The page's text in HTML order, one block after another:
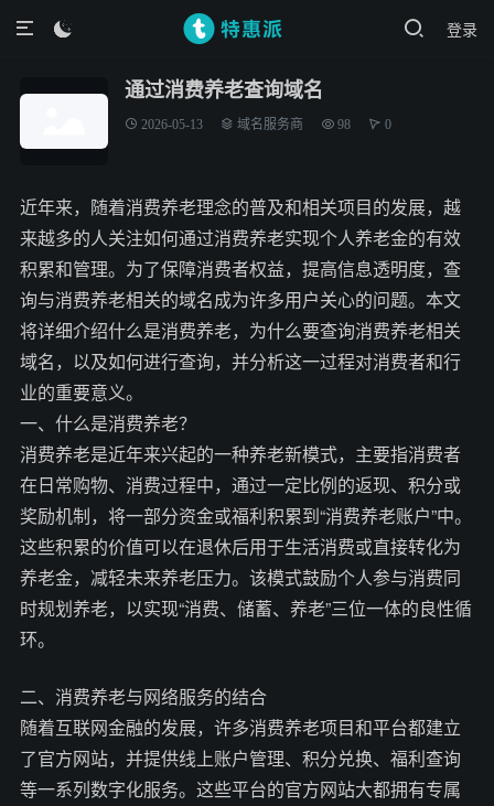
登录

通过消费养老查询域名
2026-05-13 域名服务商 98 0
近年来，随着消费养老理念的普及和相关项目的发展，越
来越多的人关注如何通过消费养老实现个人养老金的有效
积累和管理。为了保障消费者权益，提高信息透明度，查
询与消费养老相关的域名成为许多用户关心的问题。本文
将详细介绍什么是消费养老，为什么要查询消费养老相关
域名，以及如何进行查询，并分析这一过程对消费者和行
业的重要意义。
一、什么是消费养老？
消费养老是近年来兴起的一种养老新模式，主要指消费者
在日常购物、消费过程中，通过一定比例的返现、积分或
奖励机制，将一部分资金或福利积累到“消费养老账户”中。
这些积累的价值可以在退休后用于生活消费或直接转化为
养老金，减轻未来养老压力。该模式鼓励个人参与消费同
时规划养老，以实现“消费、储蓄、养老”三位一体的良性循
环。
二、消费养老与网络服务的结合
随着互联网金融的发展，许多消费养老项目和平台都建立
了官方网站，并提供线上账户管理、积分兑换、福利查询
等一系列数字化服务。这些平台的官方网站大都拥有专属